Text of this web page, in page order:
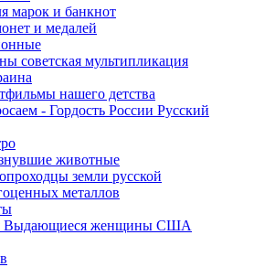
марок и банкнот
и медалей
советская мультипликация
нашего детства
- Гордость России Русский
животные
земли русской
металлов
Выдающиеся женщины США